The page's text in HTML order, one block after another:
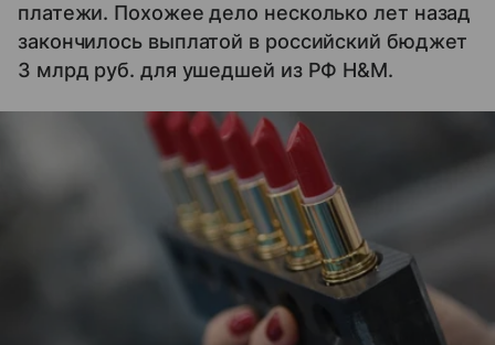
платежи. Похожее дело несколько лет назад
закончилось выплатой в российский бюджет
3 млрд руб. для ушедшей из РФ H&M.